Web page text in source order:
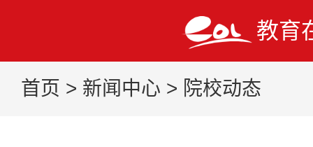
教育
首页 > 新闻中心 > 院校动态